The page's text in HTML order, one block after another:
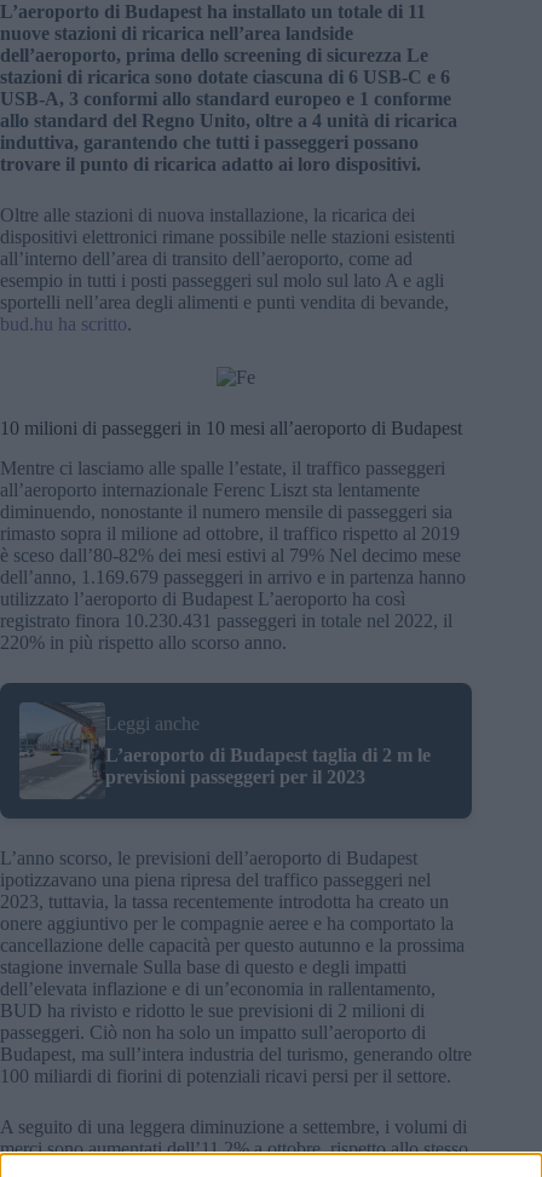
L’aeroporto di Budapest ha installato un totale di 11
nuove stazioni di ricarica nell’area landside
dell’aeroporto, prima dello screening di sicurezza Le
stazioni di ricarica sono dotate ciascuna di 6 USB-C e 6
USB-A, 3 conformi allo standard europeo e 1 conforme
allo standard del Regno Unito, oltre a 4 unità di ricarica
induttiva, garantendo che tutti i passeggeri possano
trovare il punto di ricarica adatto ai loro dispositivi.
Oltre alle stazioni di nuova installazione, la ricarica dei
dispositivi elettronici rimane possibile nelle stazioni esistenti
all’interno dell’area di transito dell’aeroporto, come ad
esempio in tutti i posti passeggeri sul molo sul lato A e agli
sportelli nell’area degli alimenti e punti vendita di bevande,
bud.hu ha scritto.
10 milioni di passeggeri in 10 mesi all’aeroporto di Budapest
Mentre ci lasciamo alle spalle l’estate, il traffico passeggeri
all’aeroporto internazionale Ferenc Liszt sta lentamente
diminuendo, nonostante il numero mensile di passeggeri sia
rimasto sopra il milione ad ottobre, il traffico rispetto al 2019
è sceso dall’80-82% dei mesi estivi al 79% Nel decimo mese
dell’anno, 1.169.679 passeggeri in arrivo e in partenza hanno
utilizzato l’aeroporto di Budapest L’aeroporto ha così
registrato finora 10.230.431 passeggeri in totale nel 2022, il
220% in più rispetto allo scorso anno.
Leggi anche
L’aeroporto di Budapest taglia di 2 m le
previsioni passeggeri per il 2023
L’anno scorso, le previsioni dell’aeroporto di Budapest
ipotizzavano una piena ripresa del traffico passeggeri nel
2023, tuttavia, la tassa recentemente introdotta ha creato un
onere aggiuntivo per le compagnie aeree e ha comportato la
cancellazione delle capacità per questo autunno e la prossima
stagione invernale Sulla base di questo e degli impatti
dell’elevata inflazione e di un’economia in rallentamento,
BUD ha rivisto e ridotto le sue previsioni di 2 milioni di
passeggeri. Ciò non ha solo un impatto sull’aeroporto di
Budapest, ma sull’intera industria del turismo, generando oltre
100 miliardi di fiorini di potenziali ricavi persi per il settore.
A seguito di una leggera diminuzione a settembre, i volumi di
merci sono aumentati dell’11,2% a ottobre, rispetto allo stesso